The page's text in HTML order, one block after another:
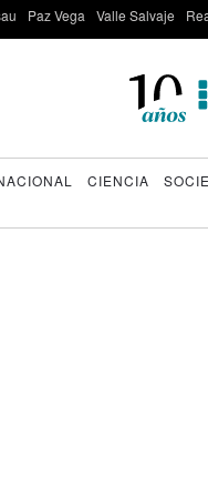
Paz Vega Valle Salvaje
CIENCIA